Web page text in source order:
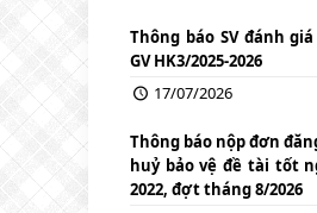
Thông báo SV đánh
GV HK3/2025-2026
17/07/2026
Thông báo nộp đơn
huỷ bảo vệ đề tài tốt
2022, đợt tháng 8/2026